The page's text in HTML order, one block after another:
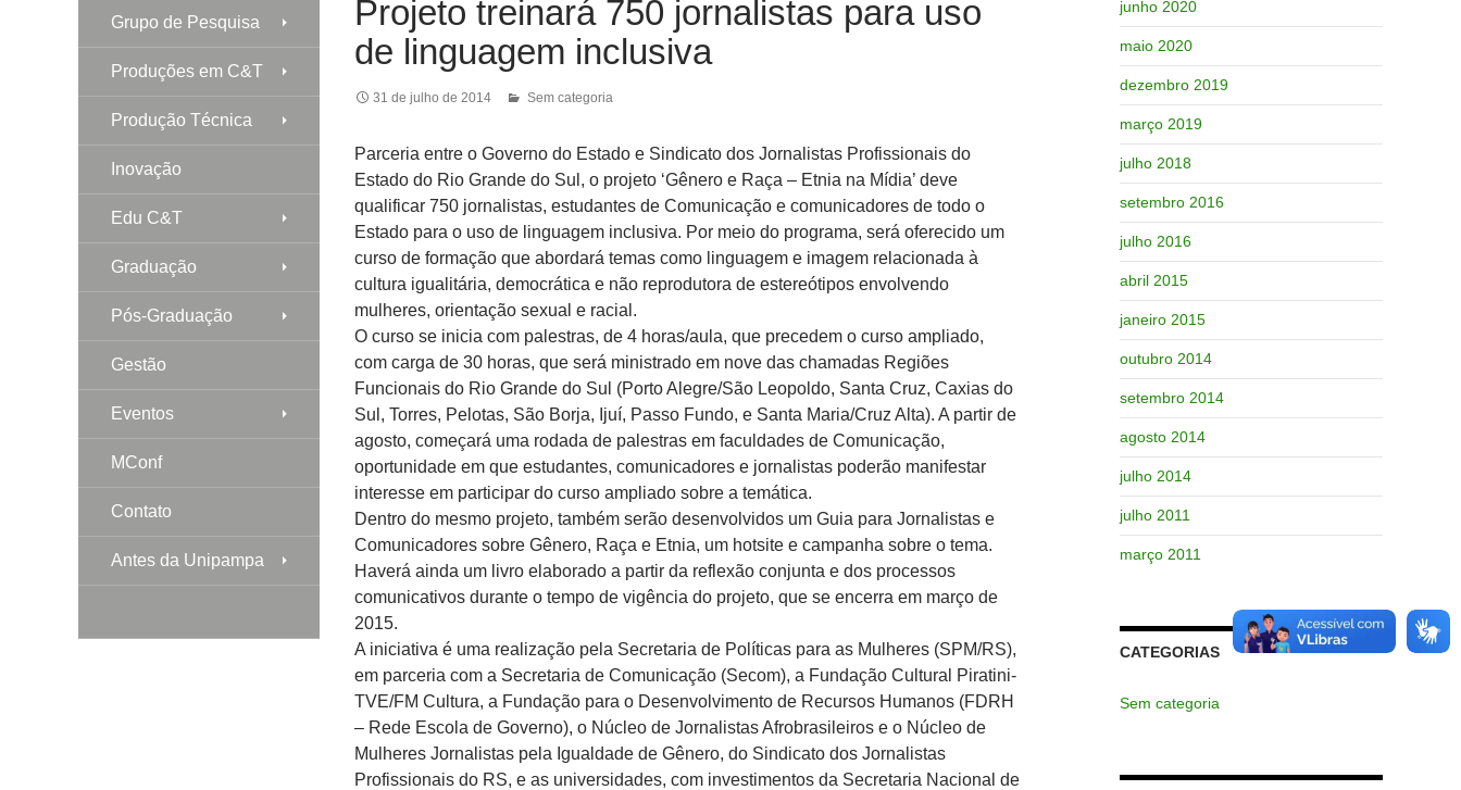
Projeto treinará 750 jornalistas para uso
de linguagem inclusiva
31 de julho de 2014 Sem categoria
Parceria entre o Governo do Estado e Sindicato dos Jornalistas Profissionais do
Estado do Rio Grande do Sul, o projeto ‘Gênero e Raça – Etnia na Mídia’ deve
qualificar 750 jornalistas, estudantes de Comunicação e comunicadores de todo o
Estado para o uso de linguagem inclusiva. Por meio do programa, será oferecido um
curso de formação que abordará temas como linguagem e imagem relacionada à
cultura igualitária, democrática e não reprodutora de estereótipos envolvendo
mulheres, orientação sexual e racial.
O curso se inicia com palestras, de 4 horas/aula, que precedem o curso ampliado,
com carga de 30 horas, que será ministrado em nove das chamadas Regiões
Funcionais do Rio Grande do Sul (Porto Alegre/São Leopoldo, Santa Cruz, Caxias do
Sul, Torres, Pelotas, São Borja, Ijuí, Passo Fundo, e Santa Maria/Cruz Alta). A partir de
agosto, começará uma rodada de palestras em faculdades de Comunicação,
oportunidade em que estudantes, comunicadores e jornalistas poderão manifestar
interesse em participar do curso ampliado sobre a temática.
Dentro do mesmo projeto, também serão desenvolvidos um Guia para Jornalistas e
Comunicadores sobre Gênero, Raça e Etnia, um hotsite e campanha sobre o tema.
Haverá ainda um livro elaborado a partir da reflexão conjunta e dos processos
comunicativos durante o tempo de vigência do projeto, que se encerra em março de
2015.
A iniciativa é uma realização pela Secretaria de Políticas para as Mulheres (SPM/RS),
em parceria com a Secretaria de Comunicação (Secom), a Fundação Cultural Piratini-
TVE/FM Cultura, a Fundação para o Desenvolvimento de Recursos Humanos (FDRH
– Rede Escola de Governo), o Núcleo de Jornalistas Afrobrasileiros e o Núcleo de
Mulheres Jornalistas pela Igualdade de Gênero, do Sindicato dos Jornalistas
Profissionais do RS, e as universidades, com investimentos da Secretaria Nacional de
junho 2020
maio 2020
dezembro 2019
março 2019
julho 2018
setembro 2016
julho 2016
abril 2015
janeiro 2015
outubro 2014
setembro 2014
agosto 2014
julho 2014
julho 2011
março 2011
CATEGORIAS
Sem categoria
Grupo de Pesquisa
Produções em C&T
Produção Técnica
Inovação
Edu C&T
Graduação
Pós-Graduação
Gestão
Eventos
MConf
Contato
Antes da Unipampa